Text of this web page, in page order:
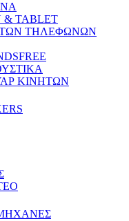
TABLET
ΤΗΛΕΦΩΝΩΝ
ΚΙΝΗΤΩΝ